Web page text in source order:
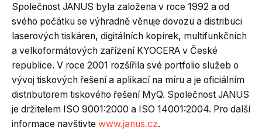
Společnost JANUS byla založena v roce 1992 a od
svého počátku se výhradně věnuje dovozu a distribuci
laserových tiskáren, digitálních kopírek, multifunkčních
a velkoformátových zařízení KYOCERA v České
republice. V roce 2001 rozšířila své portfolio služeb o
vývoj tiskových řešení a aplikací na míru a je oficiálním
distributorem tiskového řešení MyQ. Společnost JANUS
je držitelem ISO 9001:2000 a ISO 14001:2004. Pro další
informace navštivte www.janus.cz.